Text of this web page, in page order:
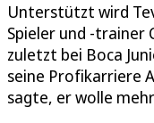
Unterstützt wird
Spieler und -trainer
zuletzt bei Boca
seine Profikarriere
sagte, er wolle